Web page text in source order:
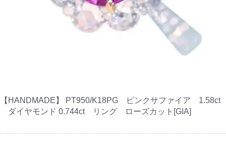
【HANDMADE】 PT950/K18PG ピンクサファイア 1.58ct
ダイヤモンド 0.744ct リング ローズカット[GIA]